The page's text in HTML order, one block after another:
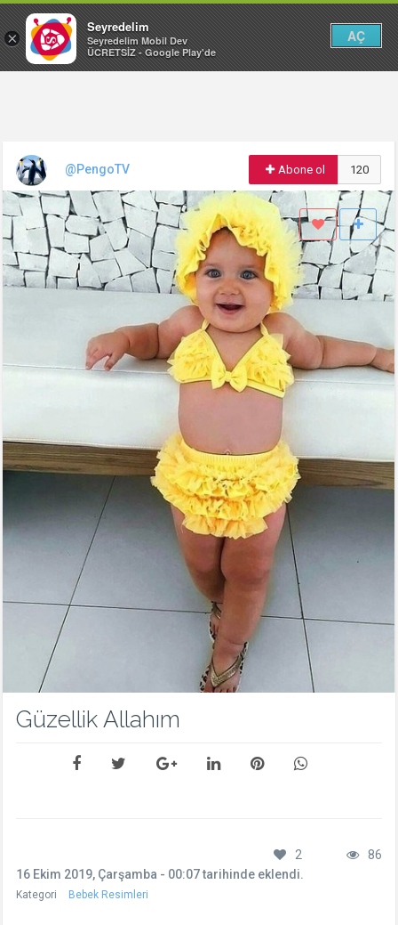
@PengoTV Abone ol 120
Güzellik Allahım
2
86
16 Ekim 2019, Çarşamba - 00:07 tarihinde eklendi.
Kategori Bebek Resimleri
×
Seyredelim
Seyredelim Mobil Dev
ÜCRETSİZ - Google Play'de
AÇ